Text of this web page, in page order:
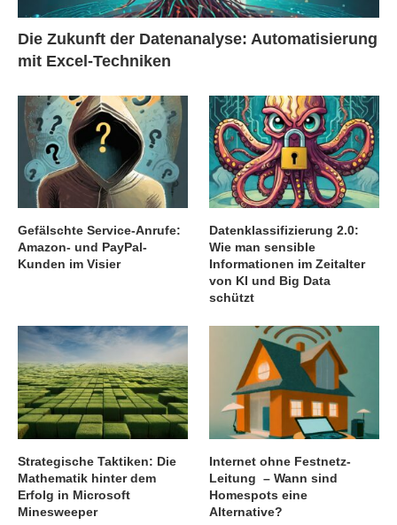
Die Zukunft der Datenanalyse: Automatisierung
mit Excel-Techniken
Gefälschte Service-Anrufe:
Amazon- und PayPal-
Kunden im Visier
Datenklassifizierung 2.0:
Wie man sensible
Informationen im Zeitalter
von KI und Big Data
schützt
Strategische Taktiken: Die
Mathematik hinter dem
Erfolg in Microsoft
Minesweeper
Internet ohne Festnetz-
Leitung – Wann sind
Homespots eine
Alternative?